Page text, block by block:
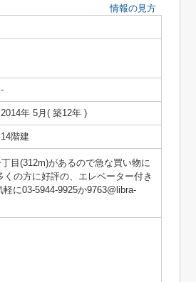
情報の見方
-
2014年 5月( 築12年 )
14階建
目(312m)があるので急な買い物に
の方に好評の、エレベーター付き
に03-5944-9925か9763@libra-